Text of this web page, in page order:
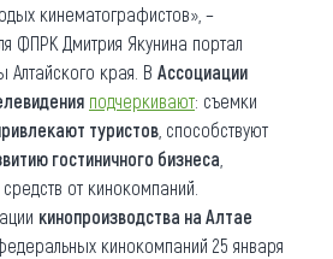
кинематографистов», –
ФПРК Дмитрия Якунина портал
Алтайского края. В Ассоциации
подчеркивают: съемки
туристов , способствуют
гостиничного бизнеса
от кинокомпаний.
кинопроизводства на Алтае
кинокомпаний 25 января